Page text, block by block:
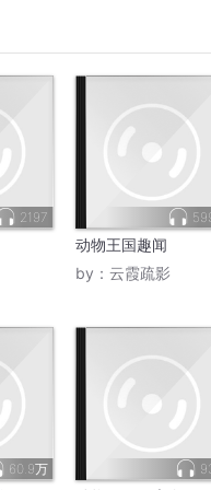
2197
动物王国趣闻
by： 云霞疏影
60.9万